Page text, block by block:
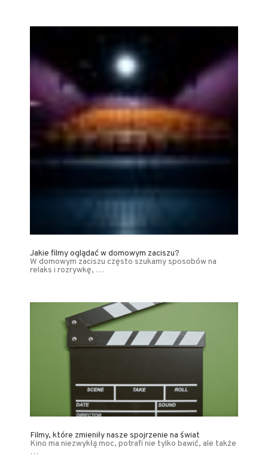
Jakie filmy oglądać w domowym zaciszu?
W domowym zaciszu często szukamy sposobów na
relaks i rozrywkę, …
Filmy, które zmieniły nasze spojrzenie na świat
Kino ma niezwykłą moc, potrafi nie tylko bawić, ale także
…